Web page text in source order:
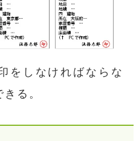
をしなければならな
る。